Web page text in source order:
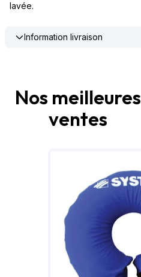
lavée.
Information livraison
Nos meilleures
ventes